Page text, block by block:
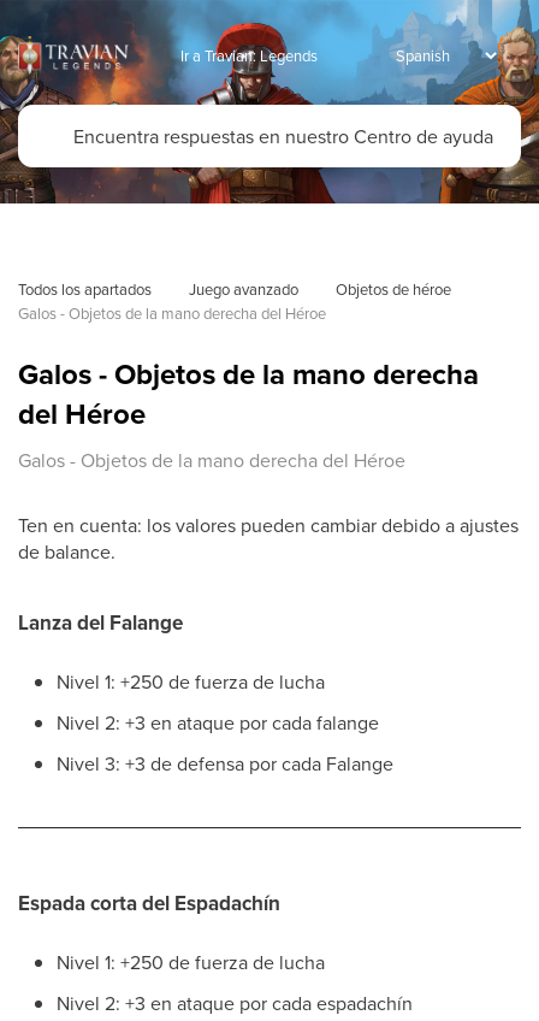
Ir a Travian: Legends
Todos los apartados Juego avanzado
Objetos de héroe
Galos - Objetos de la mano derecha del Héroe
Galos - Objetos de la mano derecha
del Héroe
Galos - Objetos de la mano derecha del Héroe
Ten en cuenta: los valores pueden cambiar debido a ajustes
de balance.
Lanza del Falange
Nivel 1: +250 de fuerza de lucha
Nivel 2: +3 en ataque por cada falange
Nivel 3: +3 de defensa por cada Falange
Espada corta del Espadachín
Nivel 1: +250 de fuerza de lucha
Nivel 2: +3 en ataque por cada espadachín